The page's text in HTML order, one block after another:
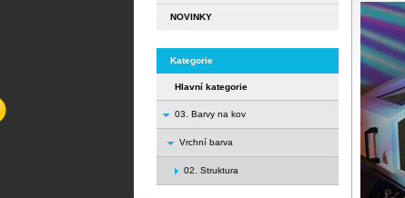
NOVINKY
Kategorie
Hlavní kategorie
03. Barvy na kov
Vrchní barva
02. Struktura